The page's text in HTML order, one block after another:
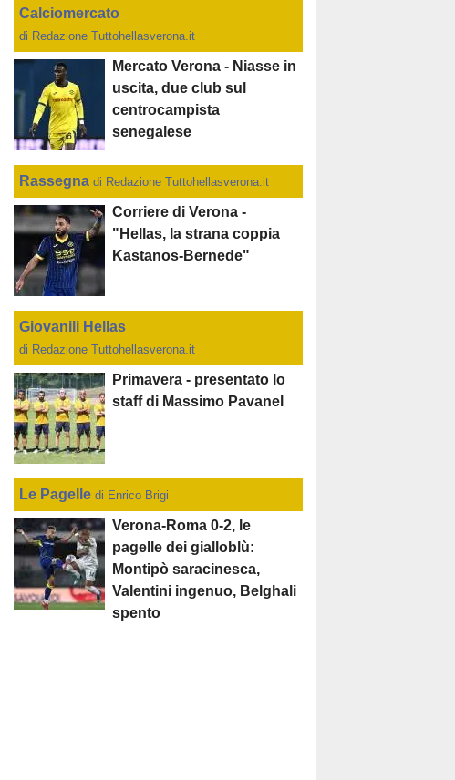
Calciomercato
di Redazione Tuttohellasverona.it
Mercato Verona - Niasse in
uscita, due club sul
centrocampista
senegalese
Rassegna di Redazione Tuttohellasverona.it
Corriere di Verona -
"Hellas, la strana coppia
Kastanos-Bernede"
Giovanili Hellas
di Redazione Tuttohellasverona.it
Primavera - presentato lo
staff di Massimo Pavanel
Le Pagelle di Enrico Brigi
Verona-Roma 0-2, le
pagelle dei gialloblù:
Montipò saracinesca,
Valentini ingenuo, Belghali
spento